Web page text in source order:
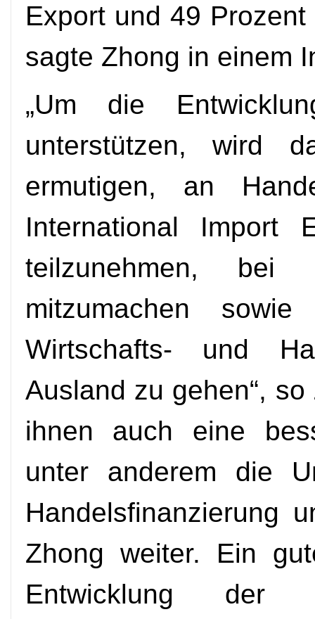
Export und 49
sagte Zhong in einem
„Um die
unterstützen, wird
ermutigen, an
International Import
teilzunehmen, bei
mitzumachen
Wirtschafts- und
Ausland zu gehen“,
ihnen auch eine
unter anderem die
Handelsfinanzierung
Zhong weiter. Ein
Entwicklung der